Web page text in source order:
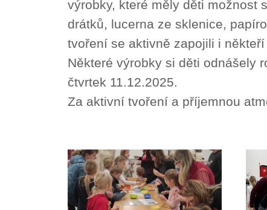
výrobky, které měly děti možnost
drátků, lucerna ze sklenice,
tvoření se aktivně zapojili i
Některé výrobky si děti odnášely
čtvrtek 11.12.2025.
Za aktivní tvoření a příjemnou